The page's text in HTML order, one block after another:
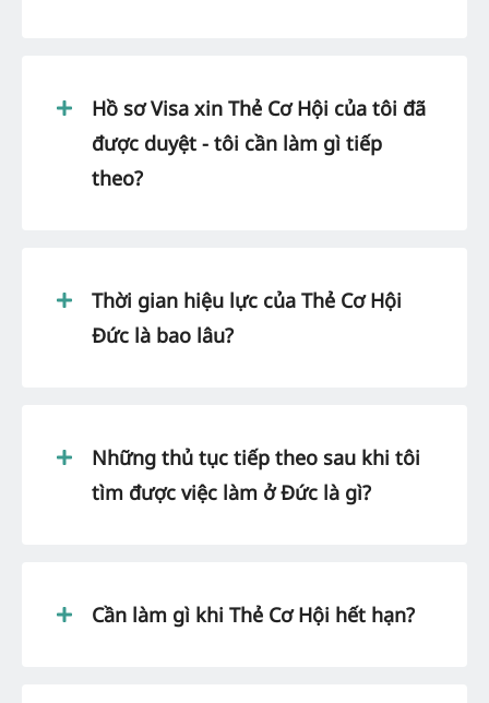
Hồ sơ Visa xin Thẻ Cơ Hội của tôi đã
được duyệt - tôi cần làm gì tiếp
theo?
Thời gian hiệu lực của Thẻ Cơ Hội
Đức là bao lâu?
Những thủ tục tiếp theo sau khi tôi
tìm được việc làm ở Đức là gì?
Cần làm gì khi Thẻ Cơ Hội hết hạn?